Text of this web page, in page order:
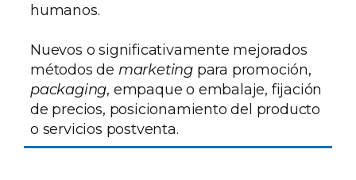
humanos.
Nuevos o significativamente mejorados
métodos de marketing para promoción,
packaging, empaque o embalaje, fijación
de precios, posicionamiento del producto
o servicios postventa.